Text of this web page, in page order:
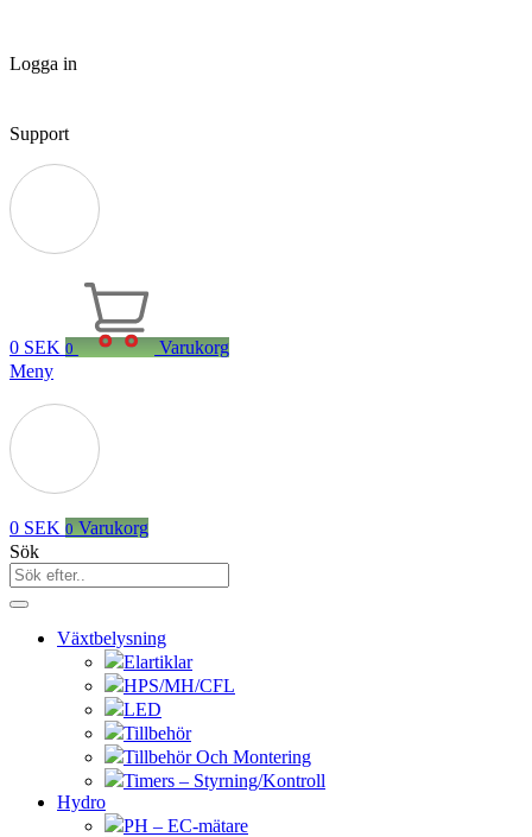
Logga in
Support
0 SEK 0
Varukorg
Meny
0 SEK 0 Varukorg
Sök
Växtbelysning
Elartiklar
HPS/MH/CFL
LED
Tillbehör
Tillbehör Och Montering
Timers – Styrning/Kontroll
Hydro
PH – EC-mätare